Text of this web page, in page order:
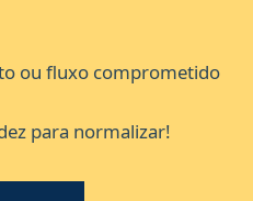
ou fluxo comprometido
para normalizar!